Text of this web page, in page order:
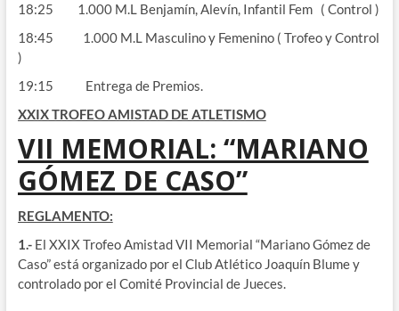
18:25 1.000 M.L Benjamín, Alevín, Infantil Fem ( Control )
18:45 1.000 M.L Masculino y Femenino ( Trofeo y Control
)
19:15 Entrega de Premios.
XXIX TROFEO AMISTAD DE ATLETISMO
VII MEMORIAL: “MARIANO
GÓMEZ DE CASO”
REGLAMENTO:
1.- El XXIX Trofeo Amistad VII Memorial “Mariano Gómez de
Caso” está organizado por el Club Atlético Joaquín Blume y
controlado por el Comité Provincial de Jueces.